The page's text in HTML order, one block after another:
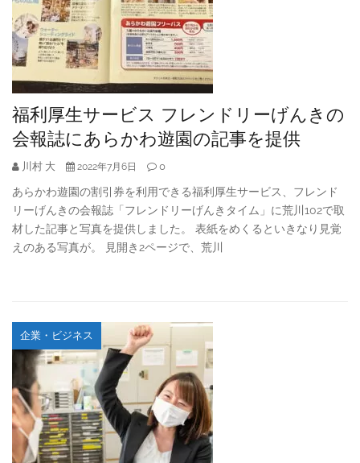
福利厚生サービス フレンドリーげんきの
会報誌にあらかわ遊園の記事を提供
川村 大 2022年7月6日 0
あらかわ遊園の割引券を利用できる福利厚生サービス、フレンド
リーげんきの会報誌「フレンドリーげんきタイム」に荒川102で取
材した記事と写真を提供しました。 表紙をめくるといきなり見覚
えのある写真が。 見開き2ページで、荒川
企業・ビジネス